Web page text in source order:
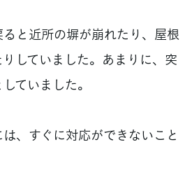
と近所の塀が崩れたり、屋根
していました。あまりに、突
ていました。
、すぐに対応ができないこと